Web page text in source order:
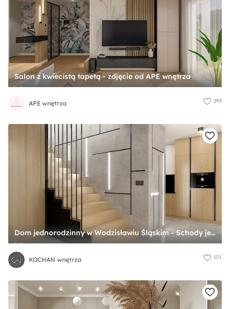
Salon z kwiecistą tapetą - zdjęcie od APE wnętrza
APE wnętrza 293
Dom jednorodzinny w Wodzisławiu Śląskim - Schody jednobiegowe z materiałów mieszanych, styl nowoczesny - zdjęcie od KOCHAN wnętrza
KOCHAN wnętrza 101